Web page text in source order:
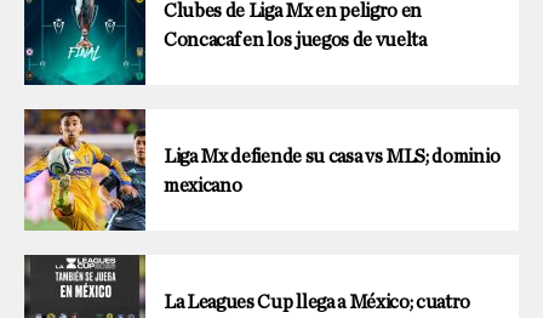
Clubes de Liga Mx en peligro en
Concacaf en los juegos de vuelta
Liga Mx defiende su casa vs MLS; dominio
mexicano
La Leagues Cup llega a México; cuatro